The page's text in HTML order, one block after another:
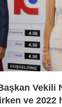
Vekili
ve 2022